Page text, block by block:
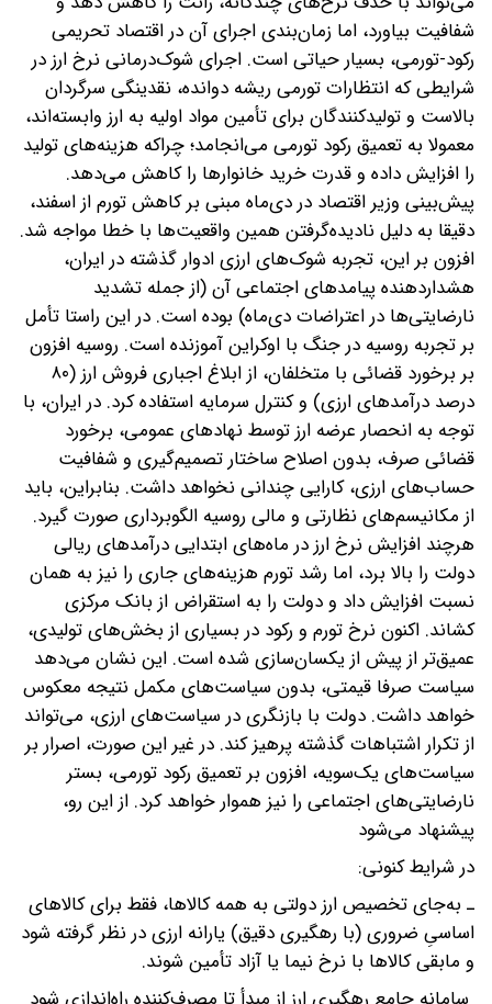
شفافیت بیاورد، اما زمان‌بندی اجرای آن در اقتصاد تحریمی
رکود-تورمی، بسیار حیاتی است. اجرای شوک‌درمانی نرخ ارز در
شرایطی که انتظارات تورمی ریشه دوانده، نقدینگی سرگردان
بالاست و تولیدکنندگان برای تأمین مواد اولیه به ارز وابسته‌اند،
معمولا به تعمیق رکود تورمی می‌انجامد؛ چراکه هزینه‌های تولید
را افزایش داده و قدرت خرید خانوارها را کاهش می‌دهد.
پیش‌بینی وزیر اقتصاد در دی‌ماه مبنی بر کاهش تورم از اسفند،
دقیقا به‌ دلیل نادیده‌گرفتن همین واقعیت‌ها با خطا مواجه شد.
افزون بر این، تجربه شوک‌های ارزی ادوار گذشته در ایران،
هشداردهنده پیامدهای اجتماعی آن (از جمله تشدید
نارضایتی‌ها در اعتراضات دی‌ماه) بوده است. در این راستا تأمل
بر تجربه روسیه در جنگ با اوکراین آموزنده است. روسیه افزون
بر برخورد قضائی با متخلفان، از ابلاغ اجباری فروش ارز (۸۰
درصد درآمدهای ارزی) و کنترل سرمایه استفاده کرد. در ایران، با
توجه به انحصار عرضه ارز توسط نهادهای عمومی، برخورد
قضائی صرف، بدون اصلاح ساختار تصمیم‌گیری و شفافیت
حساب‌های ارزی، کارایی چندانی نخواهد داشت. بنابراین، باید
از مکانیسم‌های نظارتی و مالی روسیه الگوبرداری صورت گیرد.
هرچند افزایش نرخ ارز در ماه‌های ابتدایی درآمدهای ریالی
دولت را بالا برد، اما رشد تورم هزینه‌های جاری را نیز به همان
نسبت افزایش داد و دولت را به استقراض از بانک مرکزی
کشاند. اکنون نرخ تورم و رکود در بسیاری از بخش‌های تولیدی،
عمیق‌تر از پیش از یکسان‌سازی شده است. این نشان می‌دهد
سیاست صرفا قیمتی، بدون سیاست‌های مکمل نتیجه معکوس
خواهد داشت. دولت با بازنگری در سیاست‌های ارزی، می‌‌تواند
از تکرار اشتباهات گذشته پرهیز کند. در غیر این صورت، اصرار بر
سیاست‌های یک‌سویه، افزون بر تعمیق رکود تورمی، بستر
نارضایتی‌های اجتماعی را نیز هموار خواهد کرد. از این رو،
پیشنهاد می‌شود
در شرایط کنونی:
ـ به‌جای تخصیص ارز دولتی به همه کالاها، فقط برای کالاهای
اساسیِ ضروری (با رهگیری دقیق) یارانه ارزی در نظر گرفته شود
و مابقی کالاها با نرخ نیما یا آزاد تأمین شوند.